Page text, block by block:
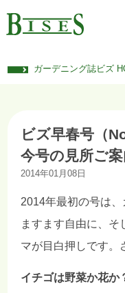
ガーデニング誌ビズ
ビズ早春号（
今号の見所ご
2014年01月08日
2014年最初の号は
ますます自由に、そ
マが目白押しです。
イチゴは野菜か花